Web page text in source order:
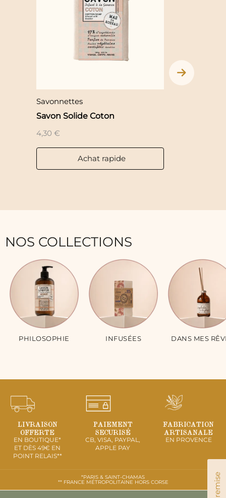
Savonnettes
Savon Solide Coton
4,30€
Achat rapide
NOS COLLECTIONS
PHILOSOPHIE INFUSÉES DANS MES
LIVRAISON
OFFERTE
EN BOUTIQUE*
ET DÈS 49€ EN
POINT RELAIS**
PAIEMENT
SECURISÉ
CB, VISA, PAYPAL,
APPLE PAY
FABRICATION
ARTISANALE
EN PROVENCE
*PARIS & SAINT-CHAMAS
** FRANCE MÉTROPOLITAINE HORS CORSE